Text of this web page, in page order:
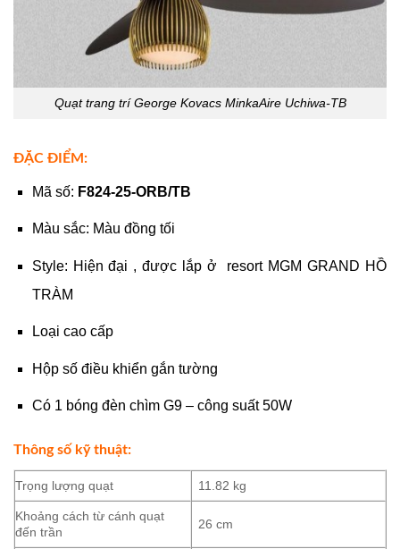
Quạt trang trí George Kovacs MinkaAire Uchiwa-TB
ĐẶC ĐIỂM:
Mã số: F824-25-ORB/TB
Màu sắc: Màu đồng tối
Style: Hiện đại , được lắp ở resort MGM GRAND HỒ
TRÀM
Loại cao cấp
Hộp số điều khiển gắn tường
Có 1 bóng đèn chìm G9 – công suất 50W
Thông số kỹ thuật:
Trọng lượng quạt 11.82 kg
Khoảng cách từ cánh quạt
đến trần
26 cm